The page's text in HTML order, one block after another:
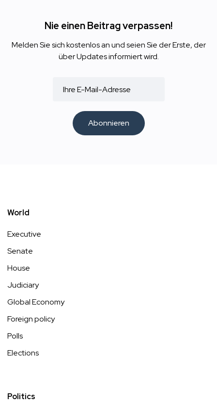
Nie einen Beitrag verpassen!
Melden Sie sich kostenlos an und seien Sie der Erste, der
über Updates informiert wird.
Abonnieren
World
Executive
Senate
House
Judiciary
Global Economy
Foreign policy
Polls
Elections
Politics